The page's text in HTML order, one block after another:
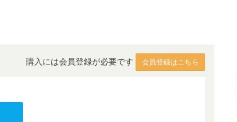
購入には会員登録が必要です 会員登録はこちら